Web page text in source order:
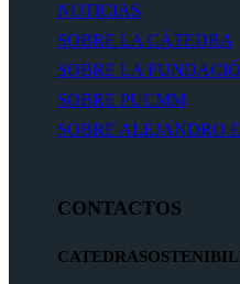
NOTICIAS
SOBRE LA CÁTEDRA
SOBRE LA
SOBRE PUCMM
SOBRE ALEJANDRO
CONTACTOS